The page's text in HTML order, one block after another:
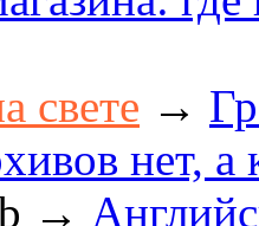
свете →
нет, а
→